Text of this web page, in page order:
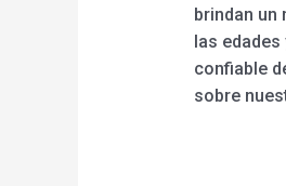
brindan
las
confiable
sobre